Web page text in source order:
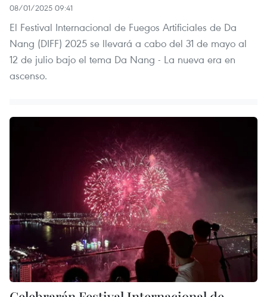
08/01/2025 09:41
El Festival Internacional de Fuegos Artificiales de Da
Nang (DIFF) 2025 se llevará a cabo del 31 de mayo al
12 de julio bajo el tema Da Nang - La nueva era en
ascenso.